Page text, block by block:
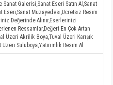
Galerisi,Sanat Eseri Satın Al,Sanat
Eseri,Sanat Müzayedesi,Ücretsiz Resim
Değerinde Alınır,Eserlerinizi
Ressamlar,Değeri En Çok Artan
Üzeri Akrilik Boya,Tuval Üzeri Karışık
Suluboya,Yatırımlık Resim Al